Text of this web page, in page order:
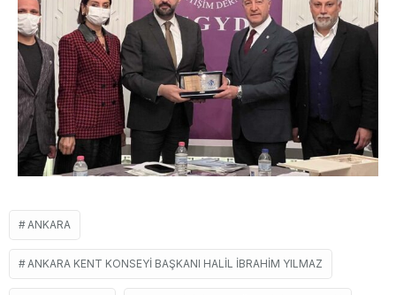
ANKARA
ANKARA KENT KONSEYI BAŞKANI HALIL İBRAHIM YILMAZ